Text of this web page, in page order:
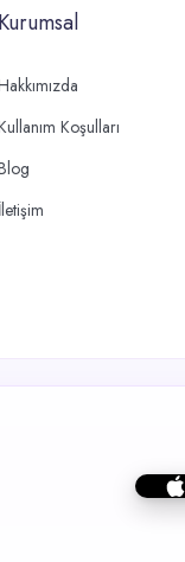
Kurumsal
Koşulları
İletişim